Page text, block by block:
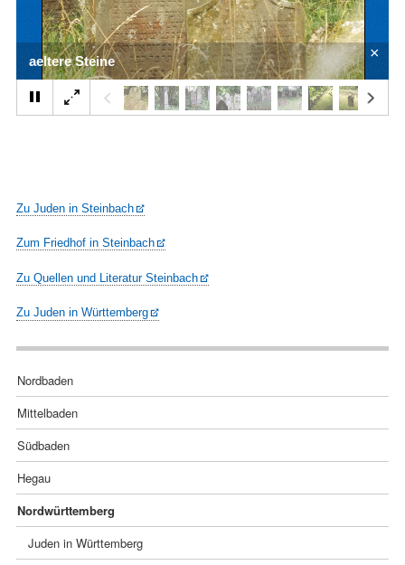
aeltere Steine ×
Zu Juden in Steinbach
Zum Friedhof in Steinbach
Zu Quellen und Literatur Steinbach
Zu Juden in Württemberg
Navigation
überspringen
Nordbaden
Mittelbaden
Südbaden
Hegau
Nordwürttemberg
Juden in Württemberg